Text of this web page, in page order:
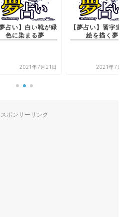
【夢占い】習字道具で
絵を描く夢
2021年7月22日
【夢占い】泥棒や
2021年7月
スポンサーリンク